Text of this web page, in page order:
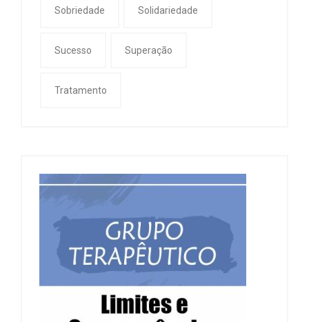
Sobriedade Solidariedade
Sucesso Superação
Tratamento